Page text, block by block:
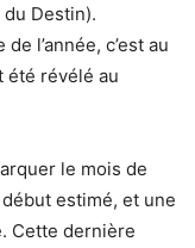
du Destin).
l’année, c’est au
été révélé au
le mois de
estimé, et une
Cette dernière